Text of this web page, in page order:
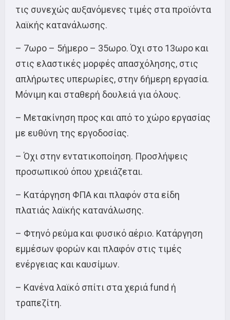
τις συνεχώς αυξανόμενες τιμές στα προϊόντα
λαϊκής κατανάλωσης.
– 7ωρο – 5ήμερο – 35ωρο. Όχι στο 13ωρο και
στις ελαστικές μορφές απασχόλησης, στις
απλήρωτες υπερωρίες, στην 6ήμερη εργασία.
Μόνιμη και σταθερή δουλειά για όλους.
– Μετακίνηση προς και από το χώρο εργασίας
με ευθύνη της εργοδοσίας.
– Όχι στην εντατικοποίηση. Προσλήψεις
προσωπικού όπου χρειάζεται.
– Κατάργηση ΦΠΑ και πλαφόν στα είδη
πλατιάς λαϊκής κατανάλωσης.
– Φτηνό ρεύμα και φυσικό αέριο. Κατάργηση
εμμέσων φορών και πλαφόν στις τιμές
ενέργειας και καυσίμων.
– Κανένα λαϊκό σπίτι στα χεριά fund ή
τραπεζίτη.